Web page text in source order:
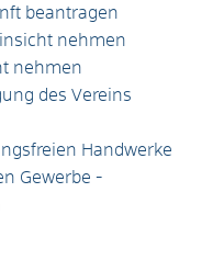
beantragen
nehmen
nehmen
des Vereins
Handwerke
Gewerbe -